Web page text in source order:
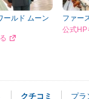
ールド ムーン
ファー
公式HP
クチコミ プラ